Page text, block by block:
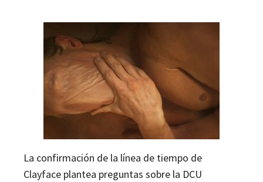
La confirmación de la línea de tiempo de
Clayface plantea preguntas sobre la DCU